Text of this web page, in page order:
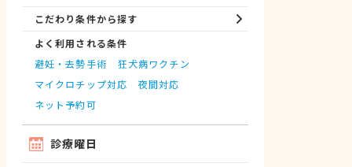
こだわり条件から探す
よく利用される条件
避妊・去勢手術
狂犬病ワクチン
マイクロチップ対応
夜間対応
ネット予約可
診療曜日